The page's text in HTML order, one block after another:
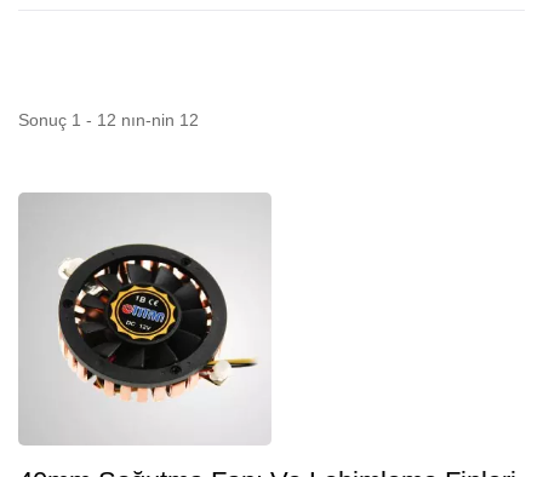
Sonuç 1 - 12 nın-nin 12